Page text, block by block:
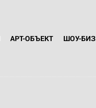
АРТ-ОБЪЕКТ ШОУ-БИЗ